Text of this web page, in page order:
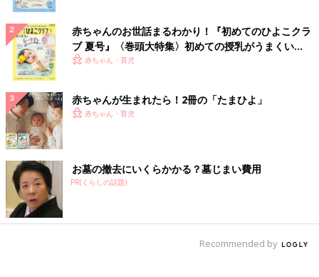
――その友人とのコンビを解消してからはどうしていたのです
か？
ゆってぃ ピン芸人として活動するという気がまったくなかった
ので、紹介してもらった人とコンビを組んだり、3年間、ひと笑
いもとらないトリオをやったりしていました。その時期のことを
振り返ると、よくメンタルをたもてていたなと感じます(笑)
――当時はなぜ、ピン芸人で活動することを視野に入れていなか
ゆってぃ 当時の心境としては、お笑いは好きだから続けたいけ
れど1人でやる勇気はなかったので、ピンで活動するという発想
にもいたらなかったです。僕の中でお笑い芸人は、相方が隣にい
赤ちゃんのお世話まるわかり！『初めてのひよこクラ
ブ 夏号』〈巻頭大特集〉初めての授乳がうまくい
く！ おっぱい・ミルクの基本と夏のトラブル 解決テ
赤ちゃん・育児
赤ちゃんが生まれたら！2冊の「たまひよ」
赤ちゃん・育児
お墓の撤去にいくらかかる？墓じまい費用
PR(くらしの話題)
Recommended by